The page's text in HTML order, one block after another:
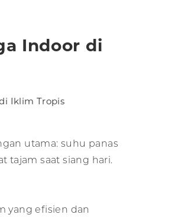
Indoor di
Iklim Tropis
utama: suhu panas
tajam saat siang hari.
yang efisien dan